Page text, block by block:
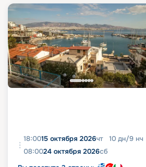
18:0015 октября 2026чт 10 дн/9 нч
08:0024 октября 2026сб